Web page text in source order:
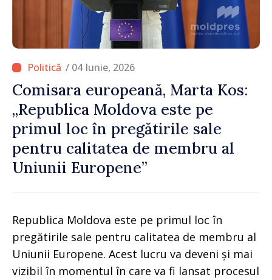
/ 04 Iunie, 2026
Comisara europeană, Marta Kos:
„Republica Moldova este pe
primul loc în pregătirile sale
pentru calitatea de membru al
Uniunii Europene”
Republica Moldova este pe primul loc în
pregătirile sale pentru calitatea de membru al
Uniunii Europene. Acest lucru va deveni și mai
vizibil în momentul în care va fi lansat procesul